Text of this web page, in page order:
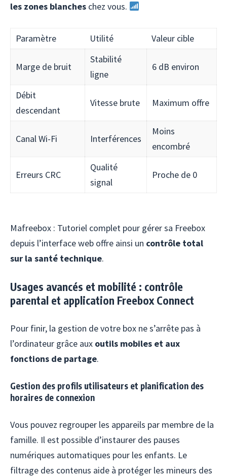
les zones blanches chez vous.
Paramètre Utilité Valeur cible
Marge de bruit
Stabilité
ligne
6 dB environ
Débit
descendant
Vitesse brute Maximum offre
Canal Wi-Fi Interférences
Moins
encombré
Erreurs CRC
Qualité
signal
Proche de 0
Mafreebox : Tutoriel complet pour gérer sa Freebox
depuis l’interface web offre ainsi un contrôle total
sur la santé technique.
Usages avancés et mobilité : contrôle
parental et application Freebox Connect
Pour finir, la gestion de votre box ne s’arrête pas à
l’ordinateur grâce aux outils mobiles et aux
fonctions de partage.
Gestion des profils utilisateurs et planification des
horaires de connexion
Vous pouvez regrouper les appareils par membre de la
famille. Il est possible d’instaurer des pauses
numériques automatiques pour les enfants. Le
filtrage des contenus aide à protéger les mineurs des